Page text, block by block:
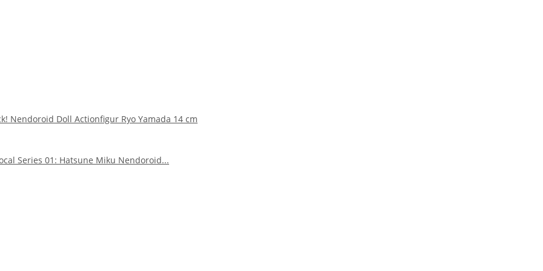
Nendoroid Doll Actionfigur Ryo Yamada 14 cm